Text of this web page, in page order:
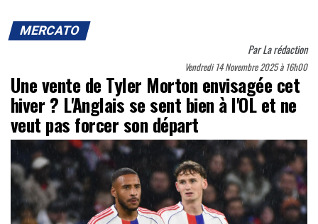
MERCATO
ParLa rédaction
Vendredi 14 Novembre 2025 à 16h00
Une vente de Tyler Morton envisagée cet
hiver ? L'Anglais se sent bien à l'OL et ne
veut pas forcer son départ